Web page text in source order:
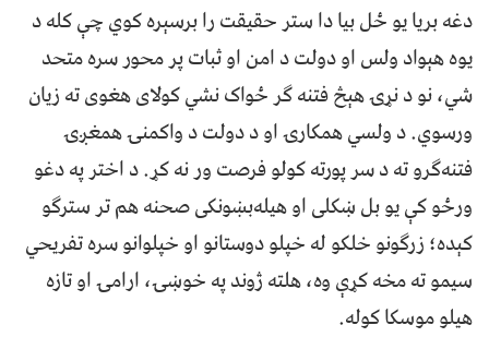
دغه بریا یو ځل بیا دا ستر حقیقت را برسېره کوي چې کله د
یوه هېواد ولس او دولت د امن او ثبات پر محور سره متحد
شي، نو د نړۍ هېڅ فتنه ګر ځواک نشي کولای هغوی ته زیان
ورسوي. د ولسي همکارۍ او د دولت د واکمنۍ همغږۍ
فتنه‌ګرو ته د سر پورته کولو فرصت ور نه کړ. د اختر په دغو
ورځو کې یو بل ښکلی او هیله‌بښونکی صحنه هم تر سترګو
کېده؛ زرګونو خلکو له خپلو دوستانو او خپلوانو سره تفریحي
سیمو ته مخه کړې وه، هلته ژوند په خوښۍ، ارامۍ او تازه
هیلو موسکا کوله.